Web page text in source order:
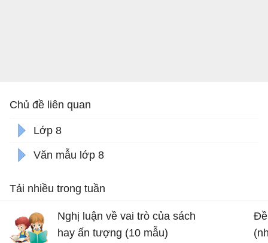
Chủ đề liên quan
Lớp 8
Văn mẫu lớp 8
Tải nhiều trong tuần
Nghị luận về vai trò của sách
hay ấn tượng (10 mẫu)
Đề